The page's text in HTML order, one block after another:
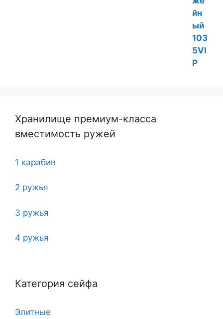
Хранилище премиум-класса
вместимость ружей
1 карабин
2 ружья
3 ружья
4 ружья
6
7
Категория сейфа
Элитные